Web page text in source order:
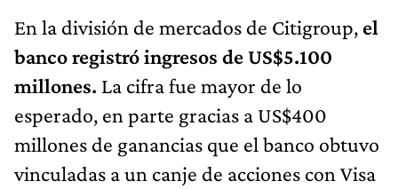
En la división de mercados de Citigroup, el
banco registró ingresos de US$5.100
millones. La cifra fue mayor de lo
esperado, en parte gracias a US$400
millones de ganancias que el banco obtuvo
vinculadas a un canje de acciones con Visa